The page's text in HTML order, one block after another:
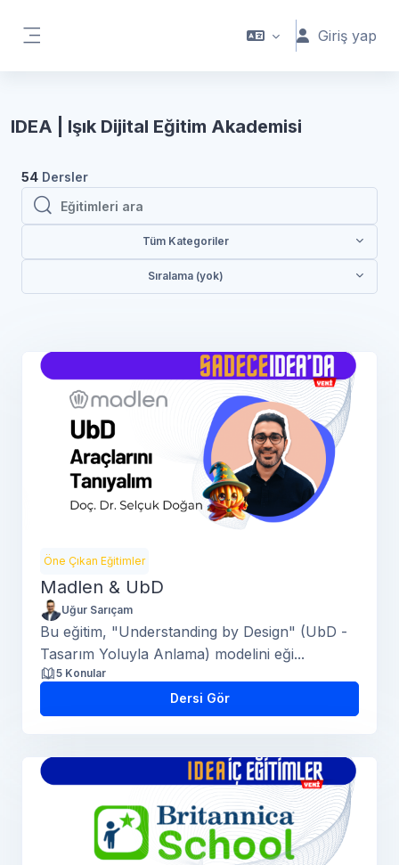
Giriş yap
IDEA | Işık Dijital Eğitim Akademisi
54 Dersler
Eğitimleri ara
Eğitimleri ara
Tüm Kategoriler
Sıralama (yok)
Öne Çıkan Eğitimler
Madlen & UbD
Uğur Sarıçam
Bu eğitim, "Understanding by Design" (UbD -
Tasarım Yoluyla Anlama) modelini eği...
5 Konular
Dersi Gör